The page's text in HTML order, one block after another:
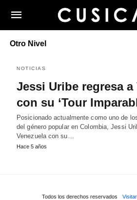
Otro Nivel
NOTICIAS
Jessi Uribe regresa a
con su ‘Tour
Posicionado actualmente como uno de
del género popular en Colombia, Jessi
Venezuela con su…
Hace 5 años
Todos los derechos reservados